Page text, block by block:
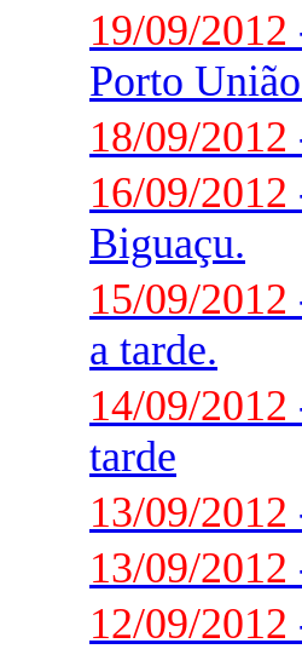
19/09/2012
Porto
18/09/2012
16/09/2012
Biguaçu.
15/09/2012
a tarde.
14/09/2012
tarde
13/09/2012
13/09/2012
12/09/2012